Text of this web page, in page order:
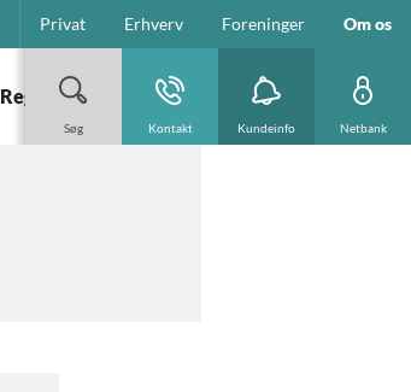
Privat Erhverv Foreninger Om os
Regnskab m.v. Rapporter
Søg Kontakt Kundeinfo Netbank